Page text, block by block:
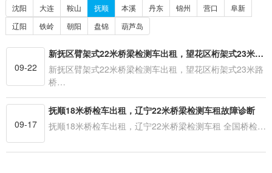
沈阳 大连 鞍山 抚顺 本溪 丹东 锦州 营口
阜新
辽阳
铁岭 朝阳 盘锦 葫芦岛
09-22
新抚区臂架式22米桥梁检测车出租，望花区桁架式23米路桥检查车租赁
新抚区臂架式22米桥梁检测车出租，望花区桁架式23米路
桥…
09-17
抚顺18米桥检车出租，辽宁22米桥梁检测车租故障诊断
抚顺18米桥检车出租，辽宁22米桥梁检测车租 全国桥检…